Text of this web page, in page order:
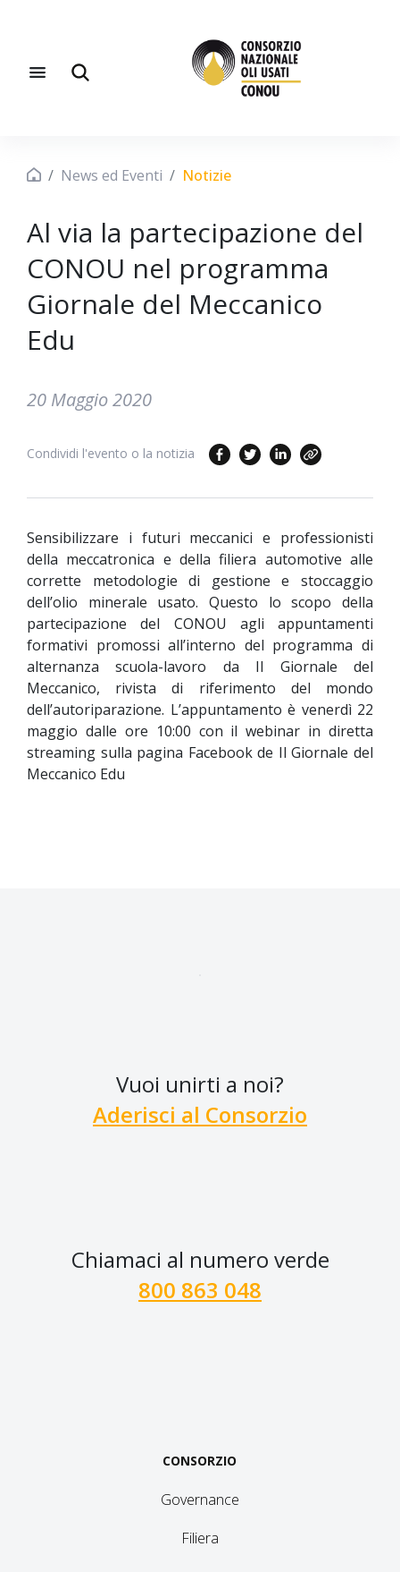
News ed Eventi Notizie
Al via la partecipazione del
CONOU nel programma
Giornale del Meccanico
Edu
20 Maggio 2020
Condividi l'evento o la notizia
Sensibilizzare i futuri meccanici e professionisti
della meccatronica e della filiera automotive alle
corrette metodologie di gestione e stoccaggio
dell’olio minerale usato. Questo lo scopo della
partecipazione del CONOU agli appuntamenti
formativi promossi all’interno del programma di
alternanza scuola-lavoro da Il Giornale del
Meccanico, rivista di riferimento del mondo
dell’autoriparazione. L’appuntamento è venerdì 22
maggio dalle ore 10:00 con il webinar in diretta
streaming sulla pagina Facebook de Il Giornale del
Meccanico Edu
Vuoi unirti a noi?
Aderisci al Consorzio
Chiamaci al numero verde
800 863 048
CONSORZIO
Governance
Filiera